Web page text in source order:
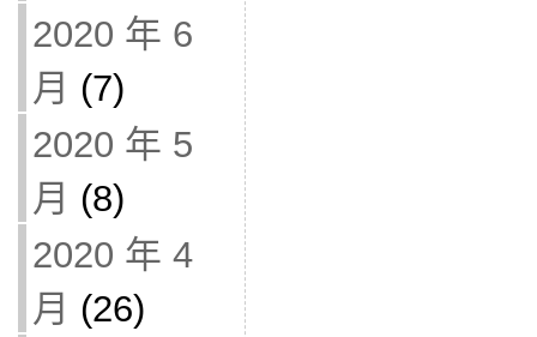
2020 年 6
月 (7)
2020 年 5
月 (8)
2020 年 4
月 (26)